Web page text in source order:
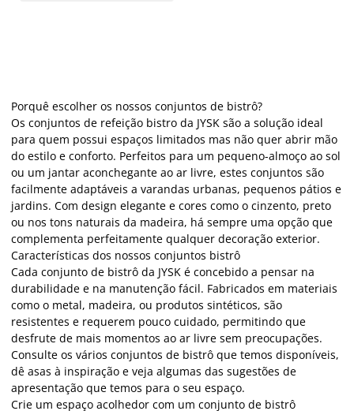
Porquê escolher os nossos conjuntos de bistrô?
Os conjuntos de refeição bistro da JYSK são a solução ideal
para quem possui espaços limitados mas não quer abrir mão
do estilo e conforto. Perfeitos para um pequeno-almoço ao sol
ou um jantar aconchegante ao ar livre, estes conjuntos são
facilmente adaptáveis a varandas urbanas, pequenos pátios e
jardins. Com design elegante e cores como o cinzento, preto
ou nos tons naturais da madeira, há sempre uma opção que
complementa perfeitamente qualquer decoração exterior.
Características dos nossos conjuntos bistrô
Cada conjunto de bistrô da JYSK é concebido a pensar na
durabilidade e na manutenção fácil. Fabricados em materiais
como o metal, madeira, ou produtos sintéticos, são
resistentes e requerem pouco cuidado, permitindo que
desfrute de mais momentos ao ar livre sem preocupações.
Consulte os vários conjuntos de bistrô que temos disponíveis,
dê asas à inspiração e veja algumas das sugestões de
apresentação que temos para o seu espaço.
Crie um espaço acolhedor com um conjunto de bistrô